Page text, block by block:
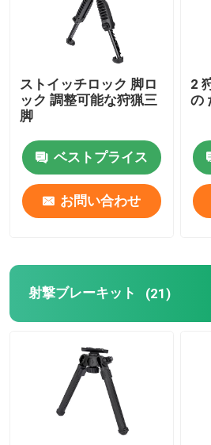
ストイッチロック 脚ロ
ック 調整可能な狩猟三
脚
ベストプライス
お問い合わせ
2
の
射撃ブレーキット (21)